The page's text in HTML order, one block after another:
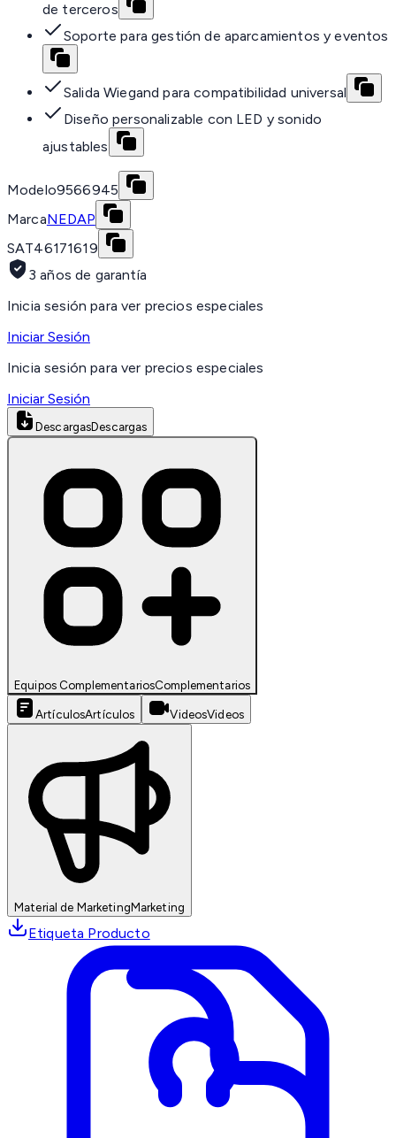
de terceros
Soporte para gestión de aparcamientos y eventos
Salida Wiegand para compatibilidad universal
Diseño personalizable con LED y sonido
ajustables
Modelo9566945
MarcaNEDAP
SAT46171619
3 años de garantía
Inicia sesión para ver precios especiales
Iniciar Sesión
Inicia sesión para ver precios especiales
Iniciar Sesión
DescargasDescargas
Equipos ComplementariosComplementarios
ArtículosArtículos VideosVideos
Material de MarketingMarketing
Etiqueta Producto